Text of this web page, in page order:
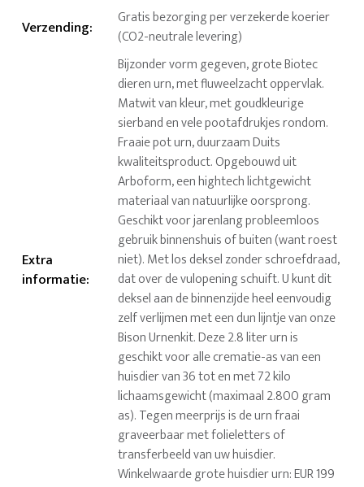
Verzending:
Gratis bezorging per verzekerde koerier
(CO2-neutrale levering)
Extra
informatie:
Bijzonder vorm gegeven, grote Biotec
dieren urn, met fluweelzacht oppervlak.
Matwit van kleur, met goudkleurige
sierband en vele pootafdrukjes rondom.
Fraaie pot urn, duurzaam Duits
kwaliteitsproduct. Opgebouwd uit
Arboform, een hightech lichtgewicht
materiaal van natuurlijke oorsprong.
Geschikt voor jarenlang probleemloos
gebruik binnenshuis of buiten (want roest
niet). Met los deksel zonder schroefdraad,
dat over de vulopening schuift. U kunt dit
deksel aan de binnenzijde heel eenvoudig
zelf verlijmen met een dun lijntje van onze
Bison Urnenkit. Deze 2.8 liter urn is
geschikt voor alle crematie-as van een
huisdier van 36 tot en met 72 kilo
lichaamsgewicht (maximaal 2.800 gram
as). Tegen meerprijs is de urn fraai
graveerbaar met folieletters of
transferbeeld van uw huisdier.
Winkelwaarde grote huisdier urn: EUR 199